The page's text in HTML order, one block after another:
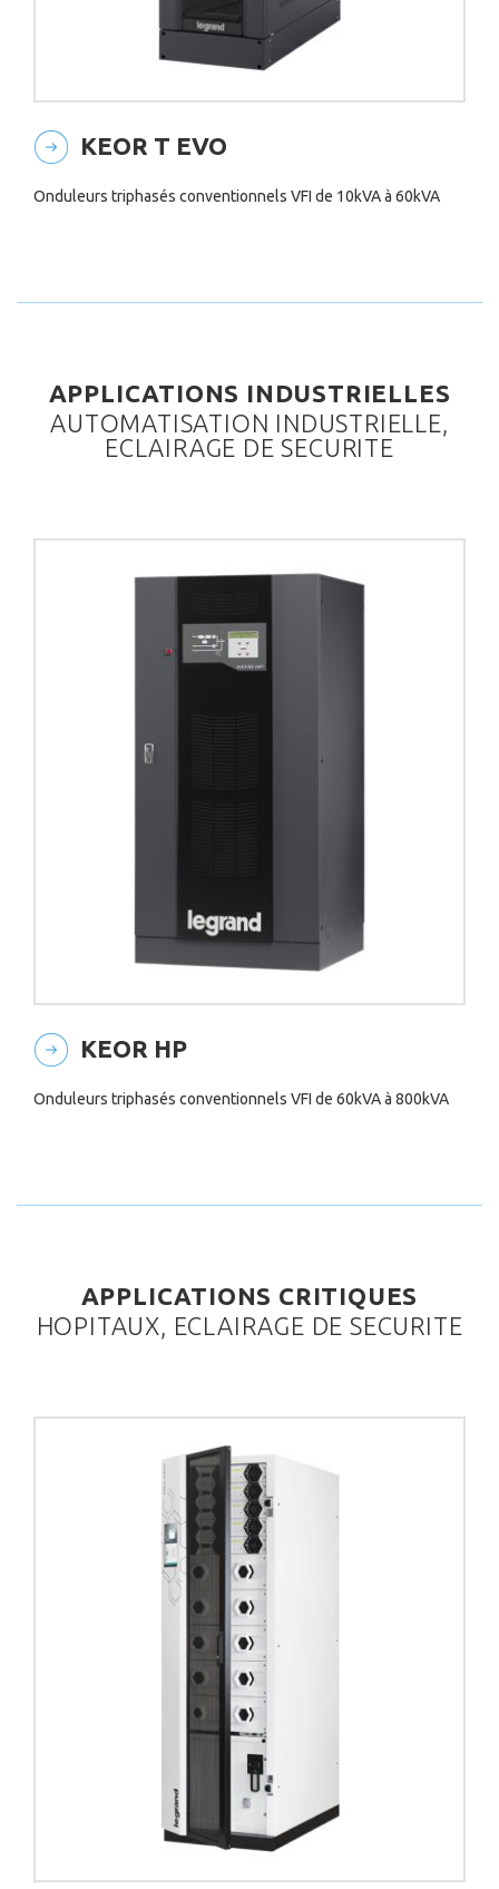
KEOR T EVO
Onduleurs triphasés conventionnels VFI de 10kVA à 60kVA
APPLICATIONS INDUSTRIELLES
AUTOMATISATION INDUSTRIELLE,
ECLAIRAGE DE SECURITE
KEOR HP
Onduleurs triphasés conventionnels VFI de 60kVA à 800kVA
APPLICATIONS CRITIQUES
HOPITAUX, ECLAIRAGE DE SECURITE